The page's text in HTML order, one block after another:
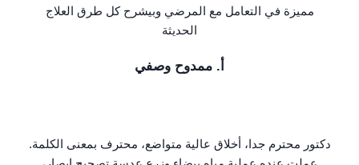
مميزة في التعامل مع المرضي وبيشرح كل طرق العلاج
الحديثة
أ. ممدوح وصفي
دكتور محترم جدا، أخلاق عالية متواضع، محترف بمعنى الكلمة.